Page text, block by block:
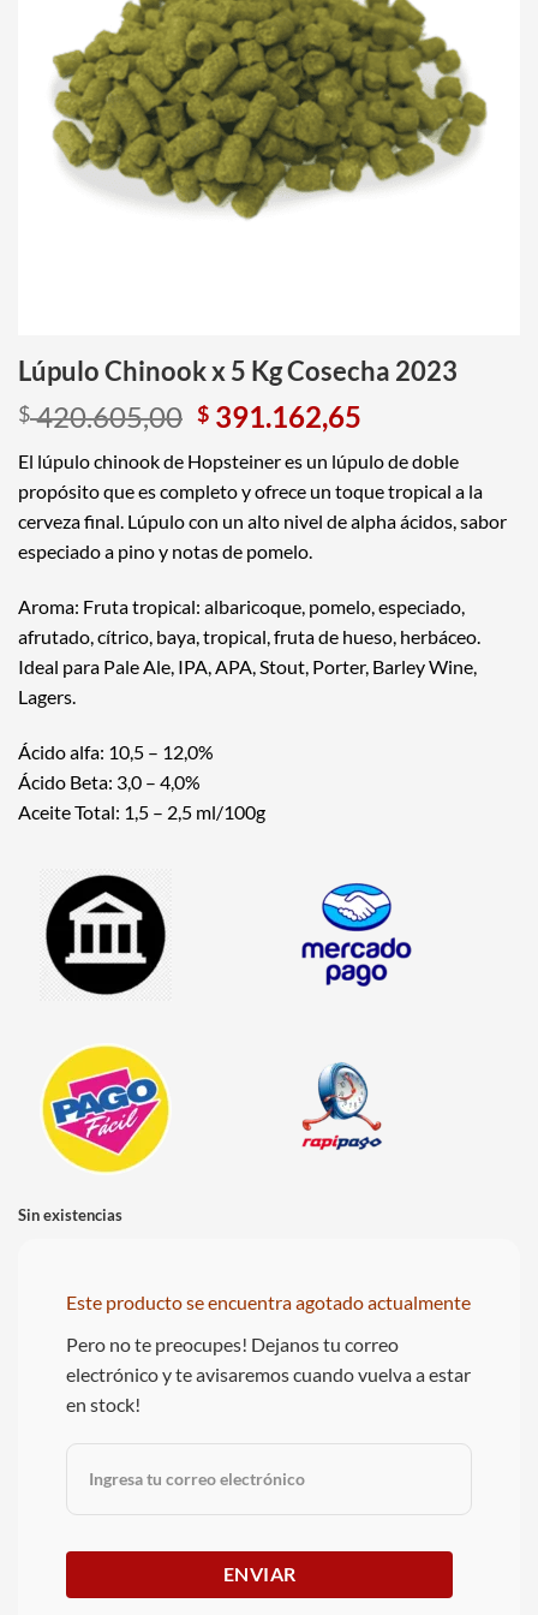
Lúpulo Chinook x 5 Kg Cosecha 2023
$420.605,00 $ 391.162,65
El lúpulo chinook de Hopsteiner es un lúpulo de doble
propósito que es completo y ofrece un toque tropical a la
cerveza final. Lúpulo con un alto nivel de alpha ácidos, sabor
especiado a pino y notas de pomelo.
Aroma: Fruta tropical: albaricoque, pomelo, especiado,
afrutado, cítrico, baya, tropical, fruta de hueso, herbáceo.
Ideal para Pale Ale, IPA, APA, Stout, Porter, Barley Wine,
Lagers.
Ácido alfa: 10,5 – 12,0%
Ácido Beta: 3,0 – 4,0%
Aceite Total: 1,5 – 2,5 ml/100g
Sin existencias
Este producto se encuentra agotado actualmente
Pero no te preocupes! Dejanos tu correo
electrónico y te avisaremos cuando vuelva a estar
en stock!